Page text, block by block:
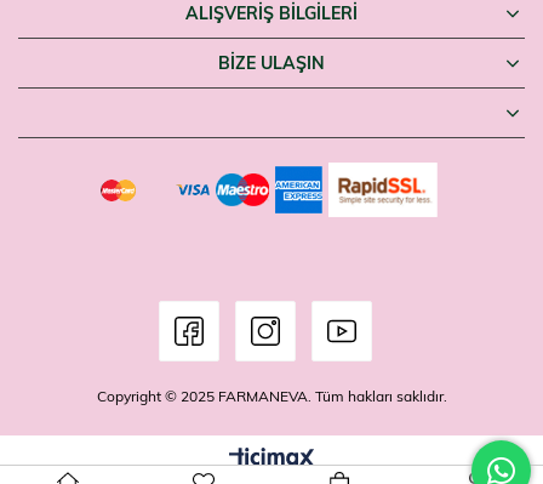
ALIŞVERİŞ BİLGİLERİ
BIZE ULAŞIN
Copyright © 2025 FARMANEVA. Tüm hakları saklıdır.